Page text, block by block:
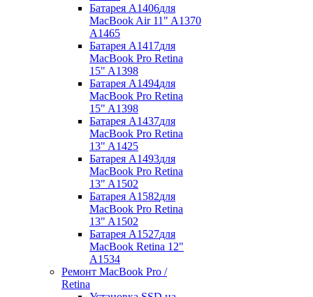
Батарея A1406для
MacBook Air 11" A1370
A1465
Батарея A1417для
MacBook Pro Retina
15" A1398
Батарея A1494для
MacBook Pro Retina
15" A1398
Батарея A1437для
MacBook Pro Retina
13" A1425
Батарея A1493для
MacBook Pro Retina
13" A1502
Батарея A1582для
MacBook Pro Retina
13" A1502
Батарея A1527для
MacBook Retina 12"
A1534
Ремонт MacBook Pro /
Retina